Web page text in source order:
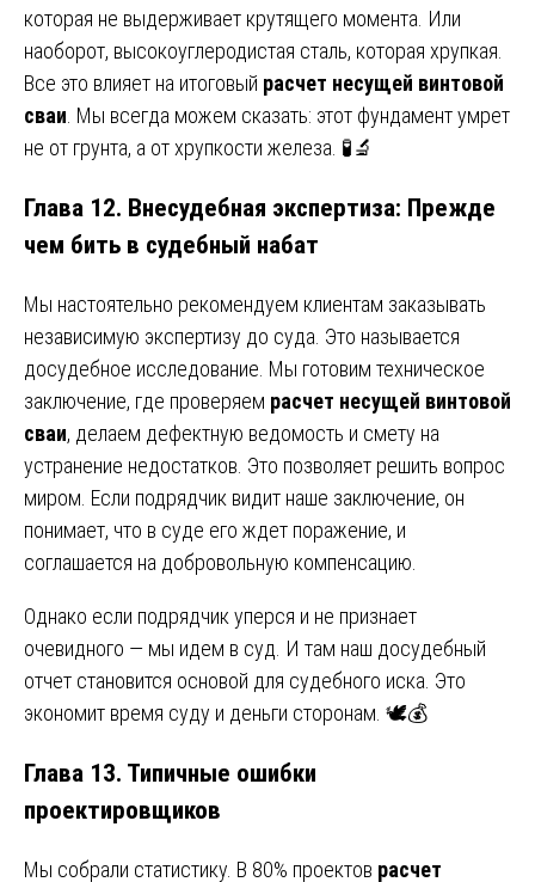
которая не выдерживает крутящего момента. Или
наоборот, высокоуглеродистая сталь, которая хрупкая.
Все это влияет на итоговый расчет несущей винтовой
сваи . Мы всегда можем сказать: этот фундамент умрет
не от грунта, а от хрупкости железа. 🧪🔬
Глава 12. Внесудебная экспертиза: Прежде
чем бить в судебный набат
Мы настоятельно рекомендуем клиентам заказывать
независимую экспертизу до суда. Это называется
досудебное исследование. Мы готовим техническое
заключение, где проверяем расчет несущей винтовой
сваи, делаем дефектную ведомость и смету на
устранение недостатков. Это позволяет решить вопрос
миром. Если подрядчик видит наше заключение, он
понимает, что в суде его ждет поражение, и
соглашается на добровольную компенсацию.
Однако если подрядчик уперся и не признает
очевидного — мы идем в суд. И там наш досудебный
отчет становится основой для судебного иска. Это
экономит время суду и деньги сторонам. 🕊️💰
Глава 13. Типичные ошибки
проектировщиков
Мы собрали статистику. В 80% проектов расчет